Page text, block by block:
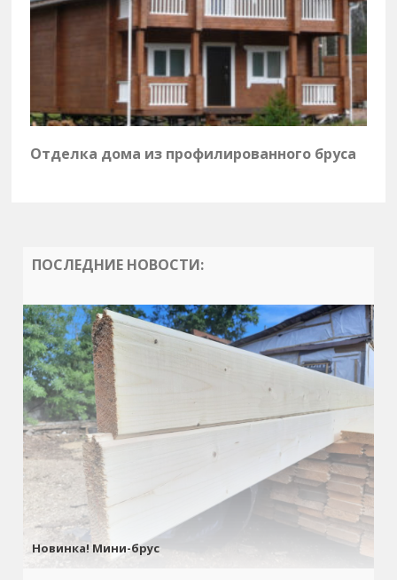
Отделка дома из профилированного бруса
ПОСЛЕДНИЕ НОВОСТИ:
Новинка! Мини-брус